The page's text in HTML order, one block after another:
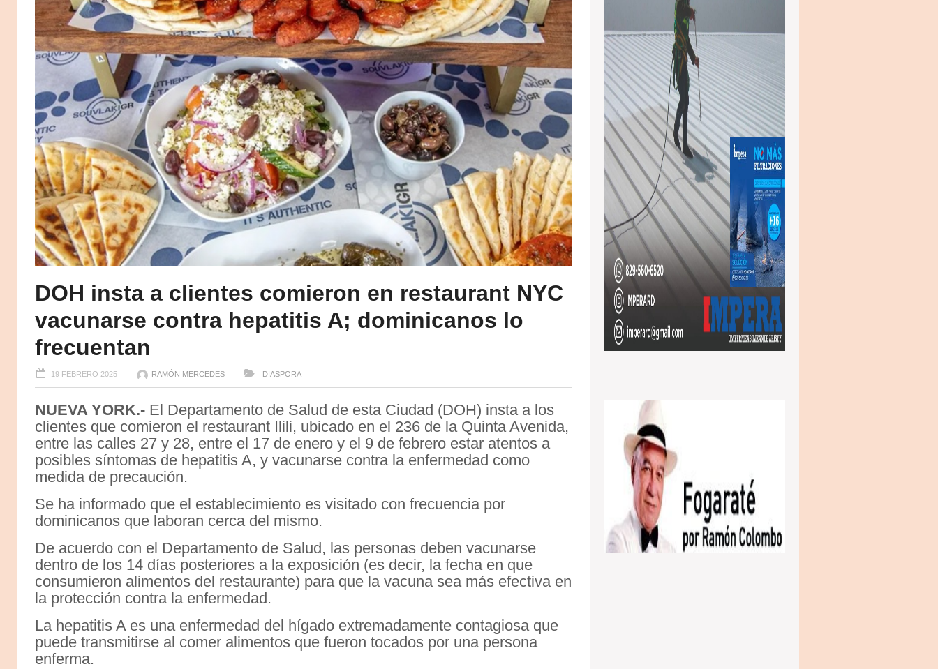
DOH insta a clientes comieron en restaurant NYC
vacunarse contra hepatitis A; dominicanos lo
frecuentan
19 FEBRERO 2025 RAMÓN MERCEDES DIASPORA
NUEVA YORK.- El Departamento de Salud de esta Ciudad (DOH) insta a los
clientes que comieron el restaurant Ilili, ubicado en el 236 de la Quinta Avenida,
entre las calles 27 y 28, entre el 17 de enero y el 9 de febrero estar atentos a
posibles síntomas de hepatitis A, y vacunarse contra la enfermedad como
medida de precaución.
Se ha informado que el establecimiento es visitado con frecuencia por
dominicanos que laboran cerca del mismo.
De acuerdo con el Departamento de Salud, las personas deben vacunarse
dentro de los 14 días posteriores a la exposición (es decir, la fecha en que
consumieron alimentos del restaurante) para que la vacuna sea más efectiva en
la protección contra la enfermedad.
La hepatitis A es una enfermedad del hígado extremadamente contagiosa que
puede transmitirse al comer alimentos que fueron tocados por una persona
enferma.